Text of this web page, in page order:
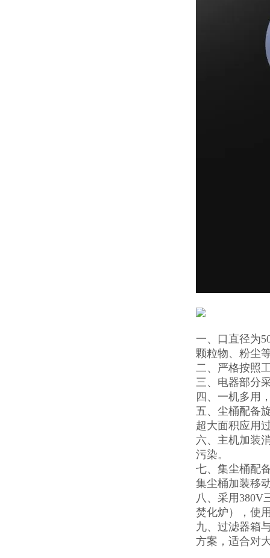
一、口直径为
颗粒物、粉尘
二、严格按照
三、电器部分
四、一机多用
五、尘桶配备
超大面积应用
六、主机加装
污染。
七、集尘桶配
集尘桶加装移
八、采用380V
焚化炉），使
九、过滤器箱
方案，适合对